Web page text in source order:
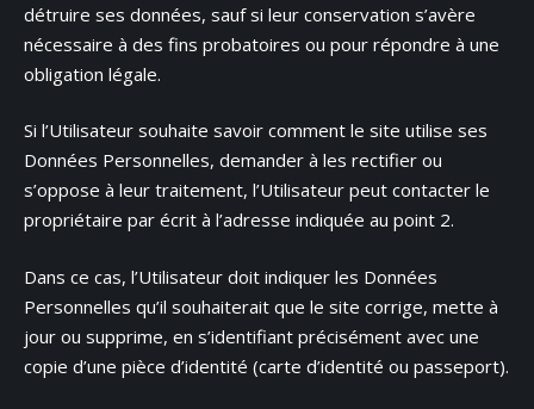
détruire ses données, sauf si leur conservation s’avère
nécessaire à des fins probatoires ou pour répondre à une
obligation légale.
Si l’Utilisateur souhaite savoir comment le site utilise ses
Données Personnelles, demander à les rectifier ou
s’oppose à leur traitement, l’Utilisateur peut contacter le
propriétaire par écrit à l’adresse indiquée au point 2.
Dans ce cas, l’Utilisateur doit indiquer les Données
Personnelles qu’il souhaiterait que le site corrige, mette à
jour ou supprime, en s’identifiant précisément avec une
copie d’une pièce d’identité (carte d’identité ou passeport).